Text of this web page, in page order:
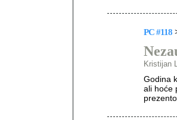
PC #118
Kristijan
Godina
ali hoće